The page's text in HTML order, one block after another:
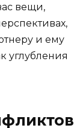
вещи,
и ему
углубления